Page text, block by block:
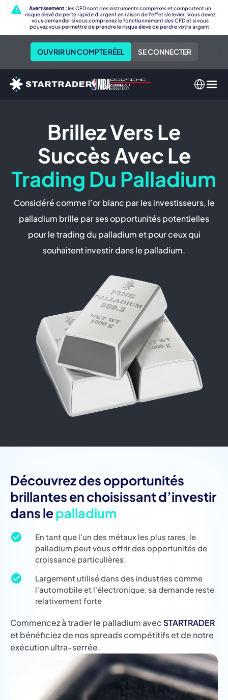
Avertissement :les CFD sont des instruments complexes et comportent un
risque élevé de perte rapide d'argent en raison de l'effet de levier. Vous devez
vous demander si vous comprenez le fonctionnement des CFD et si vous
pouvez vous permettre de prendre le risque élevé de perdre votre argent.
OUVRIR UN COMPTE RÉEL SE CONNECTER
Brillez Vers Le
Succès Avec Le
Trading Du Palladium
Considéré comme l’or blanc par les investisseurs, le
palladium brille par ses opportunités potentielles
pour le trading du palladium et pour ceux qui
souhaitent investir dans le palladium.
Découvrez des opportunités
brillantes en choisissant d’investir
dans lepalladium
En tant que l’un des métaux les plus rares, le
palladium peut vous offrir des opportunités de
croissance particulières.
Largement utilisé dans des industries comme
l'automobile et l'électronique, sa demande reste
relativement forte
Commencez à trader le palladium avec STARTRADER
et bénéficiez de nos spreads compétitifs et de notre
exécution ultra-serrée.